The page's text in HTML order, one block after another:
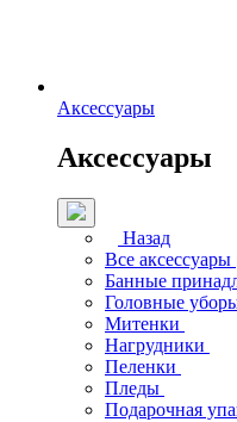
Аксессуары
Аксессуары
Назад
Все аксессуары
Банные
Головные
Митенки
Нагрудники
Пеленки
Пледы
Подарочная